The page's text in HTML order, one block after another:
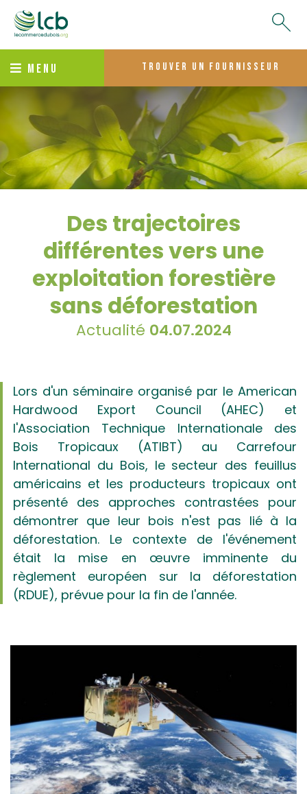
MENU trouver un fournisseur
Des trajectoires
différentes vers une
exploitation forestière
sans déforestation
Actualité 04.07.2024
Lors d'un séminaire organisé par le American
Hardwood Export Council (AHEC) et
l'Association Technique Internationale des
Bois Tropicaux (ATIBT) au Carrefour
International du Bois, le secteur des feuillus
américains et les producteurs tropicaux ont
présenté des approches contrastées pour
démontrer que leur bois n'est pas lié à la
déforestation. Le contexte de l'événement
était la mise en œuvre imminente du
règlement européen sur la déforestation
(RDUE), prévue pour la fin de l'année.